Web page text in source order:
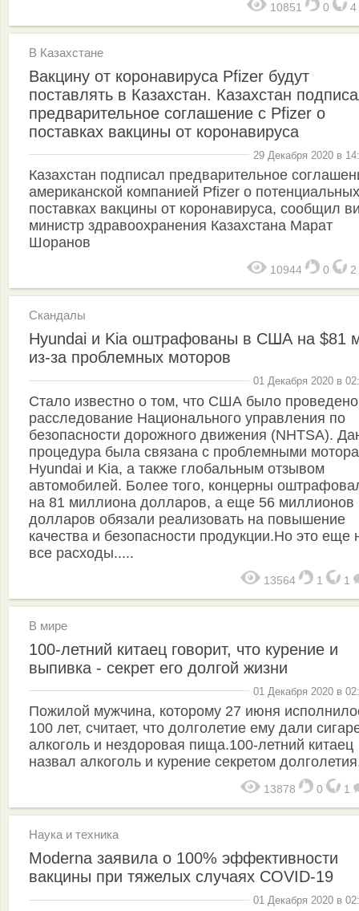
10851 0 4
В Казахстане
Вакцину от коронавируса Pfizer будут
поставлять в Казахстан. Казахстан
предварительное соглашение с Pfizer о
поставках вакцины от коронавируса
29 Декабря 2020 в
Казахстан подписал предварительное
американской компанией Pfizer о потенциальных
поставках вакцины от коронавируса, сообщил
министр здравоохранения Казахстана Марат
Шоранов
10944 0 2
Скандалы
Hyundai и Kia оштрафованы в США на $81
из-за проблемных моторов
01 Декабря 2020 в
Стало известно о том, что США было проведено
расследование Национального управления по
безопасности дорожного движения (NHTSA).
процедура была связана с проблемными
Hyundai и Kia, а также глобальным отзывом
автомобилей. Более того, концерны
на 81 миллиона долларов, а еще 56 миллионов
долларов обязали реализовать на повышение
качества и безопасности продукции.Но это еще
все расходы.....
13564 1 1
В мире
100-летний китаец говорит, что курение и
выпивка - секрет его долгой жизни
01 Декабря 2020 в
Пожилой мужчина, которому 27 июня
100 лет, считает, что долголетие ему дали
алкоголь и нездоровая пища.100-летний китаец
назвал алкоголь и курение секретом
13878 0 1
Наука и техника
Moderna заявила о 100% эффективности
вакцины при тяжелых случаях COVID-19
01 Декабря 2020 в